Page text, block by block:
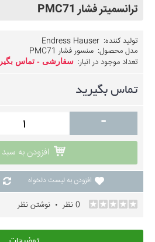
ترانسمیتر فشار PMC71
تولید کننده: Endress Hauser
مدل محصول: سنسور فشار PMC71
تعداد موجود در انبار: سفارشی - تماس
تماس بگیرید
-
افزودن به
افزودن به لیست دلخواه
0 نظر • نوشتن نظر